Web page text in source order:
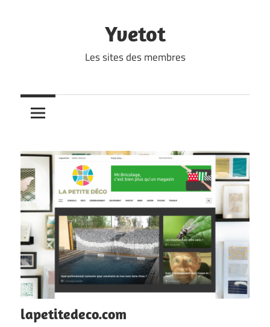
Yvetot
Les sites des membres
lapetitedeco.com